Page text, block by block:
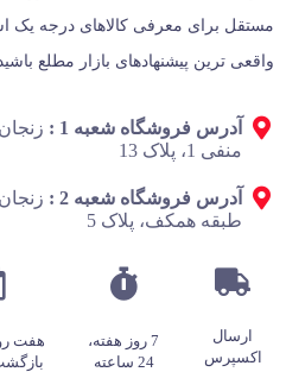
مستقل برای معرفی کالاهای درجه یک
واقعی‌ ترین پیشنهادهای بازار مطلع باشید.
آدرس فروشگاه شعبه 1 :
منفی 1، پلاک 13
آدرس فروشگاه شعبه 2 :
طبقه همکف، پلاک 5
ارسال
اکسپرس
7 روز هفته،
24 ساعته
هفت